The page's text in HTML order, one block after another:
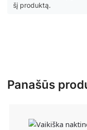
šį produktą.
Panašūs